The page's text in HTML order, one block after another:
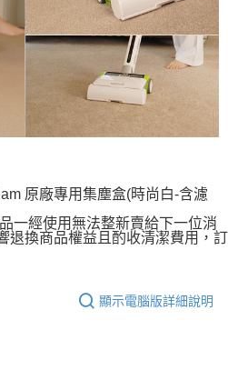
原廠專用集塵盒(時尚白-含濾
一經使用無法整新賣給下一位消
退換商品權益且酌收清潔費用，訂
顯示電腦版詳細說明